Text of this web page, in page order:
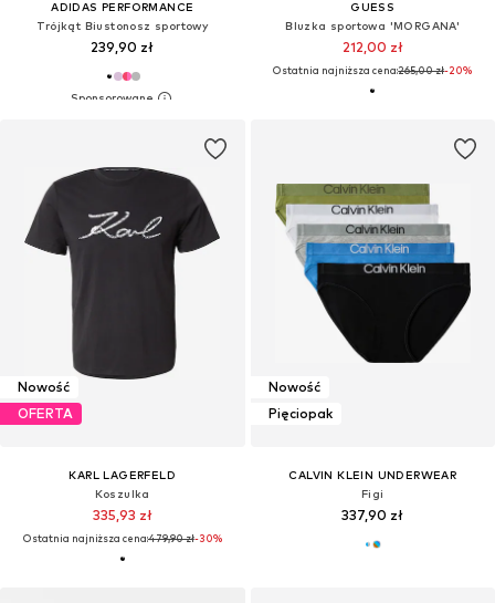
ADIDAS PERFORMANCE
Trójkąt Biustonosz sportowy
239,90 zł
GUESS
Bluzka sportowa 'MORGANA'
212,00 zł
Ostatnia najniższa cena:265,00 zł-20%
Nowość
OFERTA
KARL LAGERFELD
Koszulka
335,93 zł
Ostatnia najniższa cena:479,90 zł-30%
Nowość
Pięciopak
CALVIN KLEIN UNDERWEAR
Figi
337,90 zł